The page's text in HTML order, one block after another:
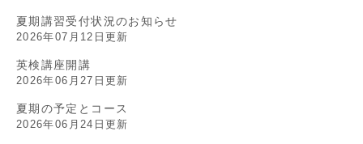
夏期講習受付状況のお知らせ
2026年07月12日更新
英検講座開講
2026年06月27日更新
夏期の予定とコース
2026年06月24日更新